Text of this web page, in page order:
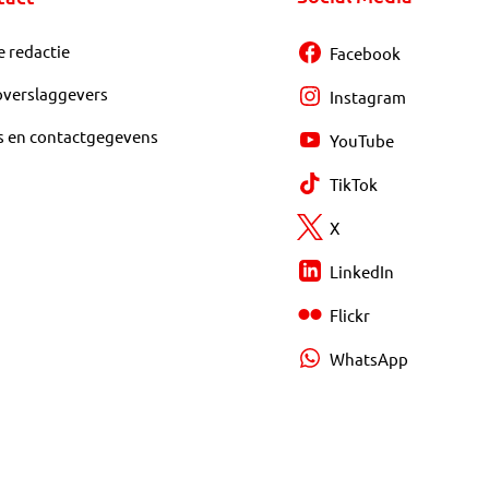
redactie
en contactgegevens
Facebook
Instagram
YouTube
TikTok
X
LinkedIn
Flickr
WhatsApp